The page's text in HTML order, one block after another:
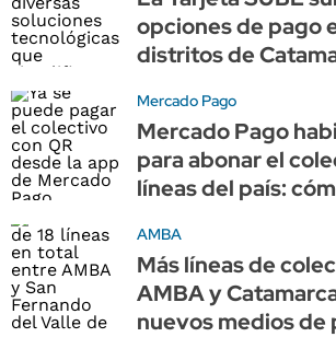
opciones de pago
distritos de
Mercado Pago
Mercado Pago
para abonar el
líneas del país:
AMBA
Más líneas de
AMBA y
nuevos medios de